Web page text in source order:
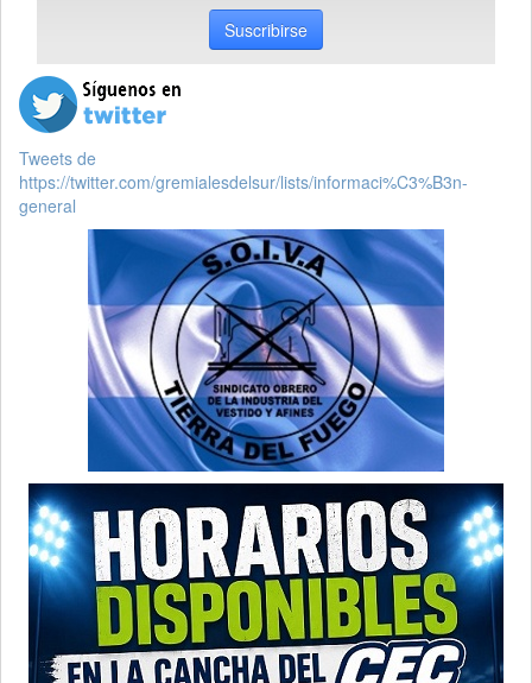
Suscribirse
Tweets de
https://twitter.com/gremialesdelsur/lists/informaci%C3%B3n-
general